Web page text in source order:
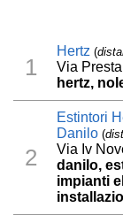
1
Hertz (
Via
hertz,
2
Estintori
Danilo (
Via Iv
danilo,
impianti